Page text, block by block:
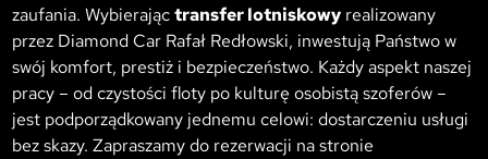
zaufania. Wybierająctransfer lotniskowy realizowany
przez Diamond Car Rafał Redłowski, inwestują Państwo w
swój komfort, prestiż i bezpieczeństwo. Każdy aspekt naszej
pracy – od czystości floty po kulturę osobistą szoferów –
jest podporządkowany jednemu celowi: dostarczeniu usługi
bez skazy. Zapraszamy do rezerwacji na stronie